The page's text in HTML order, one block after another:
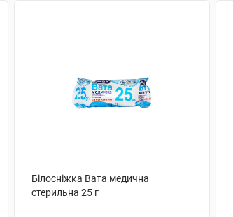
Білосніжка Вата медична
стерильна 25 г